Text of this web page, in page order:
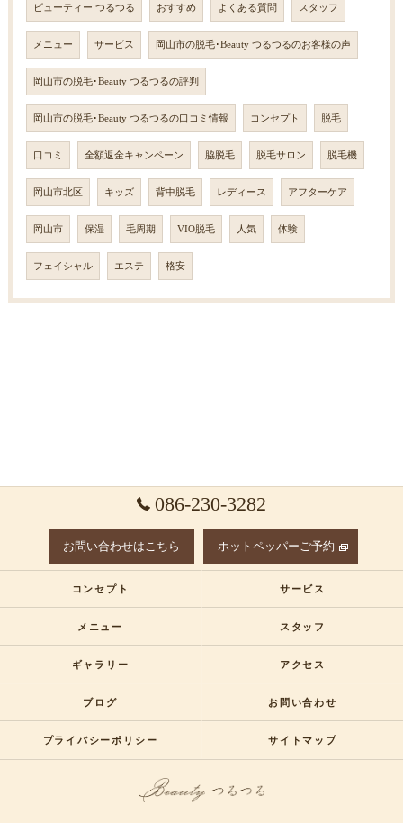
ビューティー つるつる おすすめ よくある質問 スタッフ
メニュー サービス 岡山市の脱毛･Beauty つるつるのお客様の声
岡山市の脱毛･Beauty つるつるの評判
岡山市の脱毛･Beauty つるつるの口コミ情報 コンセプト 脱毛
口コミ 全額返金キャンペーン 脇脱毛 脱毛サロン 脱毛機
岡山市北区 キッズ 背中脱毛 レディース アフターケア
岡山市 保湿 毛周期 VIO脱毛 人気 体験
フェイシャル エステ 格安
086-230-3282
お問い合わせはこちら ホットペッパーご予約
コンセプト サービス
メニュー スタッフ
ギャラリー アクセス
ブログ お問い合わせ
プライバシーポリシー サイトマップ